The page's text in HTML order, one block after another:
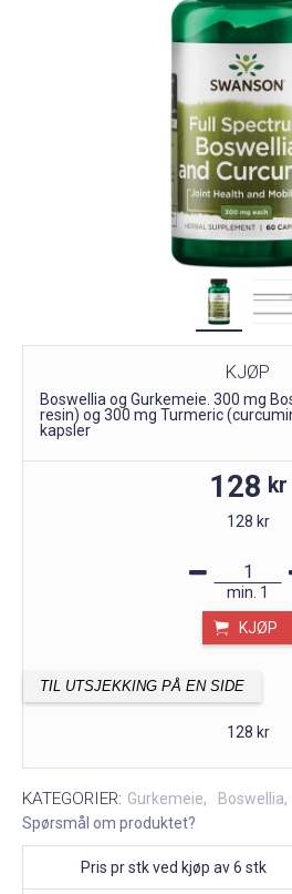
KJØP
Boswellia og Gurkemeie. 300 mg
resin) og 300 mg Turmeric
kapsler
128 kr
128 kr
min. 1
KJØP
TIL UTSJEKKING PÅ EN SIDE
128 kr
KATEGORIER: Gurkemeie Boswellia
Spørsmål om produktet?
Pris pr stk ved kjøp av 6 stk